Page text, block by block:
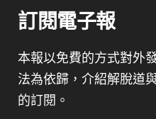
訂閱電子報
本報以免費的方式對外
法為依歸，介紹解脫道
的訂閱。